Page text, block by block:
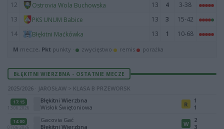
12
Ostrovia Wola Buchowska 13 4
3-38
13
PKS UNUM Babice 13 3
15-42
14
Błękitni Maćkówka 13 1 10-68
M mecze, Pkt punkty · zwycięstwo remis porażka
BŁĘKITNI WIERZBNA - OSTATNIE MECZE
2025/2026 · JAROSŁAW > KLASA B PRZEWORSK
17:15
13.06.2026
Błękitni Wierzbna
Wisłok Świętoniowa
R
1
1
14:00
07.06.2026
Gacovia Gać
Błękitni Wierzbna
W
2
3